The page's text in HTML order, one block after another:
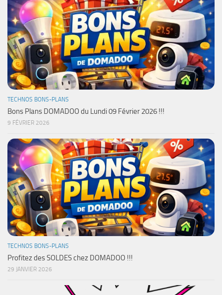
TECHNOS BONS-PLANS
Bons Plans DOMADOO du Lundi 09 Février 2026 !!!
9 FÉVRIER 2026
TECHNOS BONS-PLANS
Profitez des SOLDES chez DOMADOO !!!
29 JANVIER 2026